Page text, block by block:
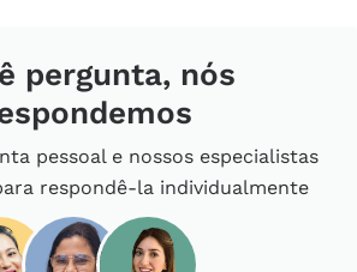
pergunta, nós
pessoal e nossos especialistas
respondê-la individualmente